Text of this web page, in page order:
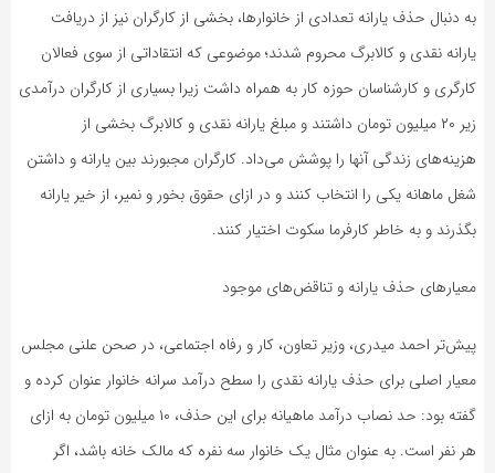
به دنبال حذف یارانه تعدادی از خانوارها، بخشی از کارگران نیز از دریافت
یارانه نقدی و کالابرگ محروم شدند؛ موضوعی که انتقاداتی از سوی فعالان
کارگری و کارشناسان حوزه کار به همراه داشت زیرا بسیاری از کارگران درآمدی
زیر ۲۰ میلیون تومان داشتند و مبلغ یارانه نقدی و کالابرگ بخشی از
هزینه‌های زندگی آنها را پوشش می‌داد. کارگران مجبورند بین یارانه و داشتن
شغل ماهانه یکی را انتخاب کنند و در ازای حقوق بخور و نمیر، از خیر یارانه
بگذرند و به خاطر کارفرما سکوت اختیار کنند.
معیارهای حذف یارانه و تناقض‌های موجود
پیش‌تر احمد میدری، وزیر تعاون، کار و رفاه اجتماعی، در صحن علنی مجلس
معیار اصلی برای حذف یارانه نقدی را سطح درآمد سرانه خانوار عنوان کرده و
گفته بود: حد نصاب درآمد ماهیانه برای این حذف، ۱۰ میلیون تومان به ازای
هر نفر است. به عنوان مثال یک خانوار سه نفره که مالک خانه باشد، اگر